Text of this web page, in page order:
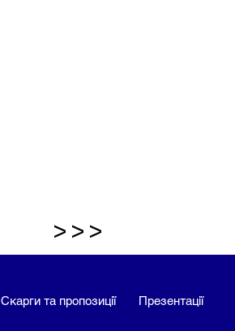
>>>
Скарги та пропозиції Презентації